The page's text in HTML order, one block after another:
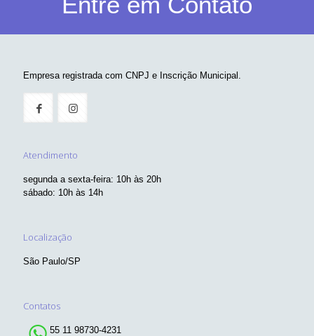
Empresa registrada com CNPJ e Inscrição Municipal.
Atendimento
segunda a sexta-feira: 10h às 20h
sábado: 10h às 14h
Localização
São Paulo/SP
Contatos
55 11 98730-4231